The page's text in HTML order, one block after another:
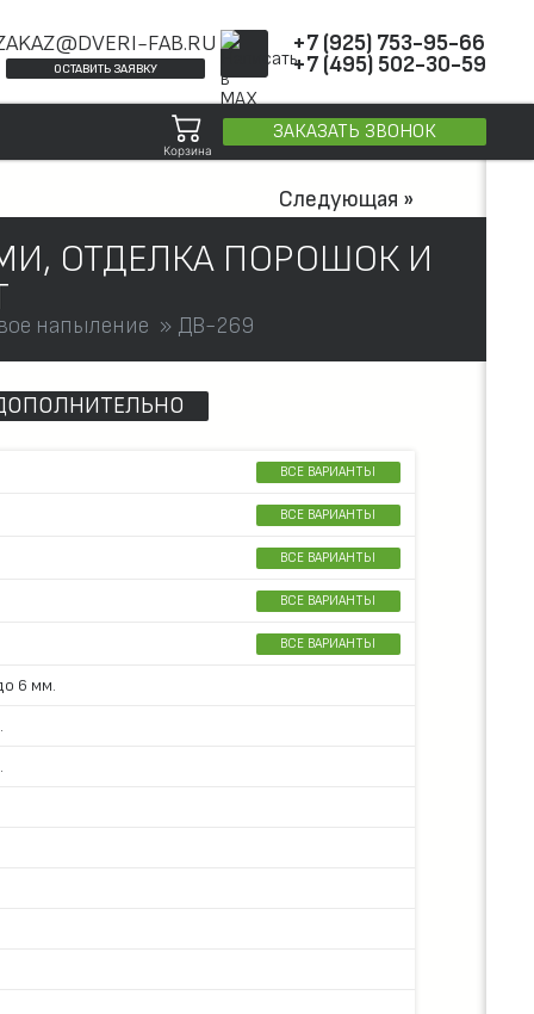
FAB.RU
ОСТАВИТЬ ЗАЯВКУ
+7 (925) 753-95-66
+7 (495) 502-30-59
Корзина
ЗАКАЗАТЬ ЗВОНОК
Следующая »
ОТДЕЛКА ПОРОШОК И
напыление ДВ-269
ВСЕ ВАРИАНТЫ
ВСЕ ВАРИАНТЫ
ВСЕ ВАРИАНТЫ
ВСЕ ВАРИАНТЫ
ВСЕ ВАРИАНТЫ
6 мм.